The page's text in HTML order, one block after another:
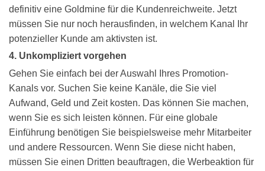
definitiv eine Goldmine für die Kundenreichweite. Jetzt
müssen Sie nur noch herausfinden, in welchem Kanal Ihr
potenzieller Kunde am aktivsten ist.
4. Unkompliziert vorgehen
Gehen Sie einfach bei der Auswahl Ihres Promotion-
Kanals vor. Suchen Sie keine Kanäle, die Sie viel
Aufwand, Geld und Zeit kosten. Das können Sie machen,
wenn Sie es sich leisten können. Für eine globale
Einführung benötigen Sie beispielsweise mehr Mitarbeiter
und andere Ressourcen. Wenn Sie diese nicht haben,
müssen Sie einen Dritten beauftragen, die Werbeaktion für